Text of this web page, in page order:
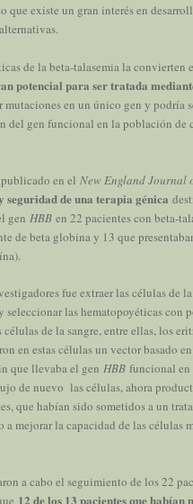
que existe un gran interés en
de la beta-talasemia la convierten
potencial para ser tratada
mutaciones en un único gen y podría
del gen funcional en la población de
en el New England Journal
seguridad de una terapia génica
gen HBB en 22 pacientes con beta-
de beta globina y 13 que
fue extraer las células de
seleccionar las hematopoyéticas con
células de la sangre, entre ellas, los
en estas células un vector basado
que llevaba el gen HBB funcional en
de nuevo las células, ahora
que habían sido sometidos a un
mejorar la capacidad de las células
a cabo el seguimiento de los 22
12 de los 13 pacientes que habían